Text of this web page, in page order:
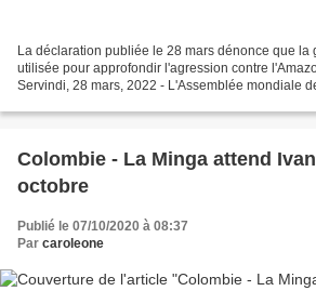
La déclaration publiée le 28 mars dénonce que la
utilisée pour approfondir l'agression contre
Servindi, 28 mars, 2022 - L'Assemblée mondiale
Colombie - La Minga attend
octobre
Publié le 07/10/2020 à 08:37
Par caroleone